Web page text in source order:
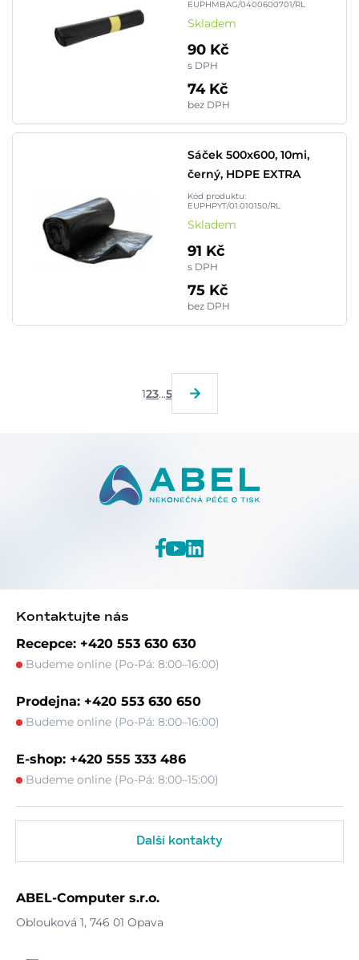
EUPHMBAG/0400600701/RL
Skladem
90 Kč
s DPH
74 Kč
bez DPH
Sáček 500x600, 10mi,
černý, HDPE EXTRA
Kód produktu:
EUPHPYT/01.010150/RL
Skladem
91 Kč
s DPH
75 Kč
bez DPH
123...5
Kontaktujte nás
Recepce: +420 553 630 630
Budeme online (Po-Pá: 8:00–16:00)
Prodejna: +420 553 630 650
Budeme online (Po-Pá: 8:00–16:00)
E-shop: +420 555 333 486
Budeme online (Po-Pá: 8:00–15:00)
Další kontakty
ABEL-Computer s.r.o.
Oblouková 1, 746 01 Opava